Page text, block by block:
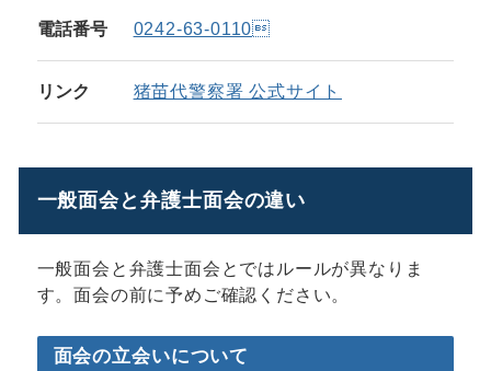
電話番号 0242-63-0110
リンク 猪苗代警察署 公式サイト
一般面会と弁護士面会の違い
一般面会と弁護士面会とではルールが異なりま
す。面会の前に予めご確認ください。
面会の立会いについて